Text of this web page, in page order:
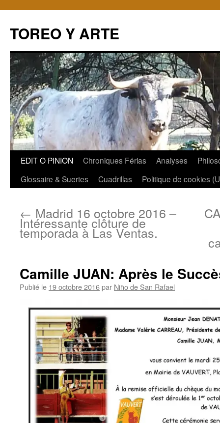
TOREO Y ARTE
Aller
EDIT O PINION Chroniques Férias Analyses
Glossaire & Suertes
Cuadrillas Politique de cookies
← Madrid 16 octobre 2016 –
Intéressante clôture de
temporada à Las Ventas.
Camille JUAN: Après le
Publié le 19 octobre 2016par Niño de San Rafael